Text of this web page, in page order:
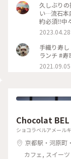
久しぶり
い…流石本
約必須‼︎中
GW人すご
司
2023.04.28
手織り寿
ランチ #寿
2021.09.05
Chocolat BEL
ショコラベルアメール
京都駅・河原町
カフェ, スイー